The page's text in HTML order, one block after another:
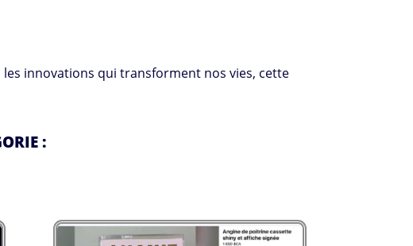
innovations qui transforment nos vies, cette
: